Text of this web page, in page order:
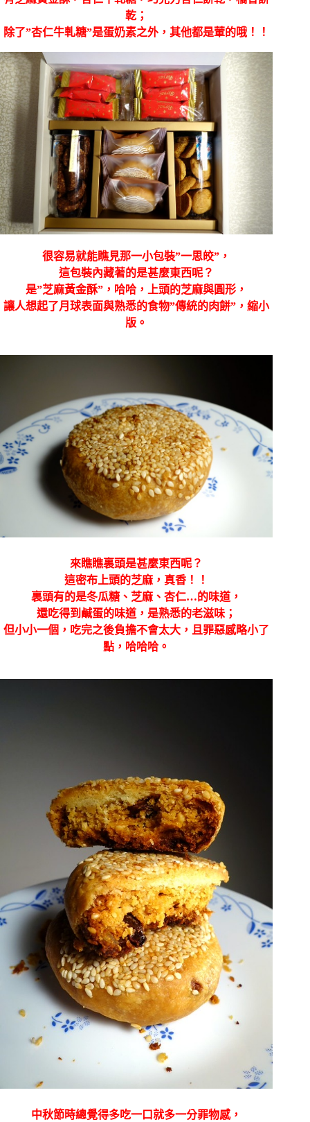
乾；
除了”杏仁牛軋糖”是蛋奶素之外，其他都是葷的哦！！
很容易就能瞧見那一小包裝”一思皎”，
這包裝內藏著的是甚麼東西呢？
是”芝麻黃金酥”，哈哈，上頭的芝麻與圓形，
讓人想起了月球表面與熟悉的食物”傳統的肉餅”，縮小
版。
來瞧瞧裏頭是甚麼東西呢？
這密布上頭的芝麻，真香！！
裏頭有的是冬瓜糖、芝麻、杏仁…的味道，
還吃得到鹹蛋的味道，是熟悉的老滋味；
但小小一個，吃完之後負擔不會太大，且罪惡感略小了
點，哈哈哈。
中秋節時總覺得多吃一口就多一分罪物感，